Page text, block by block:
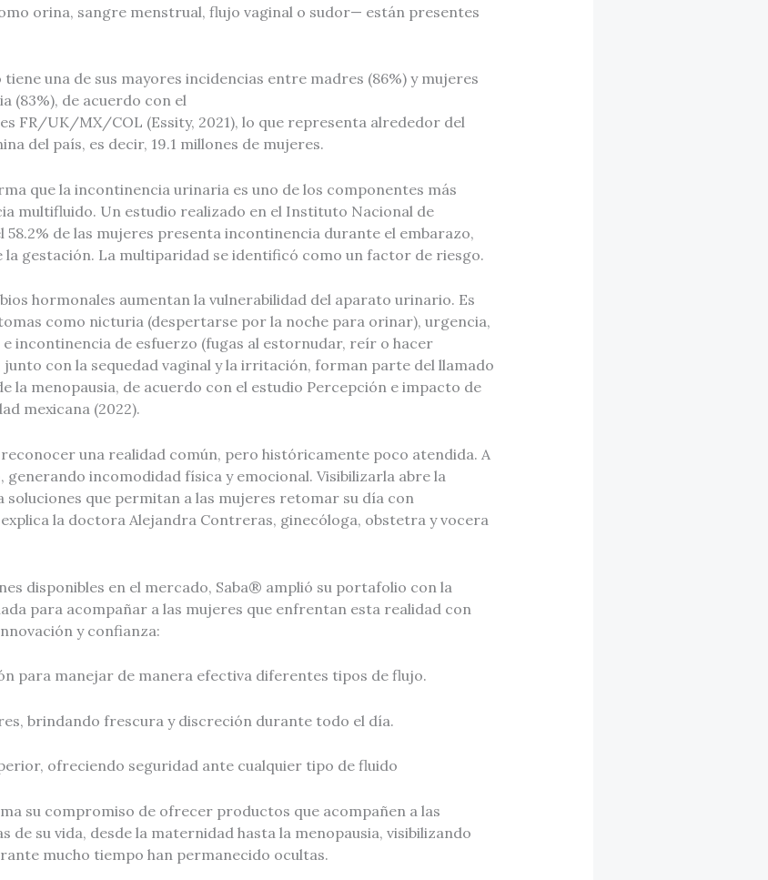
orina, sangre menstrual, flujo vaginal o sudor— están presentes
una de sus mayores incidencias entre madres (86%) y mujeres
(83%), de acuerdo con el
FR/UK/MX/COL (Essity, 2021), lo que representa alrededor del
del país, es decir, 19.1 millones de mujeres.
que la incontinencia urinaria es uno de los componentes más
multifluido. Un estudio realizado en el Instituto Nacional de
58.2% de las mujeres presenta incontinencia durante el embarazo,
la gestación. La multiparidad se identificó como un factor de riesgo.
hormonales aumentan la vulnerabilidad del aparato urinario. Es
como nicturia (despertarse por la noche para orinar), urgencia,
incontinencia de esfuerzo (fugas al estornudar, reír o hacer
con la sequedad vaginal y la irritación, forman parte del llamado
la menopausia, de acuerdo con el estudio Percepción e impacto de
mexicana (2022).
una realidad común, pero históricamente poco atendida. A
generando incomodidad física y emocional. Visibilizarla abre la
soluciones que permitan a las mujeres retomar su día con
la doctora Alejandra Contreras, ginecóloga, obstetra y vocera
disponibles en el mercado, Saba® amplió su portafolio con la
para acompañar a las mujeres que enfrentan esta realidad con
y confianza:
para manejar de manera efectiva diferentes tipos de flujo.
brindando frescura y discreción durante todo el día.
ofreciendo seguridad ante cualquier tipo de fluido
su compromiso de ofrecer productos que acompañen a las
de su vida, desde la maternidad hasta la menopausia, visibilizando
mucho tiempo han permanecido ocultas.